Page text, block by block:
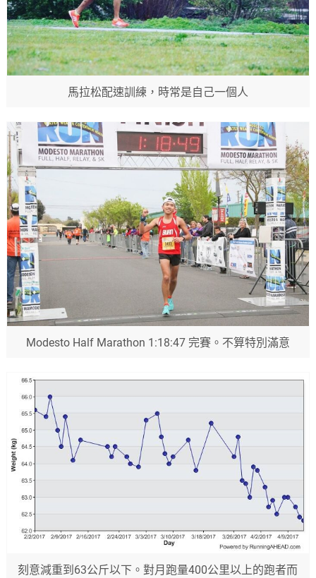
馬拉松配速訓練，時常是自己一個人
Modesto Half Marathon 1:18:47 完賽。不算特別滿意
刻意減重到63公斤以下。對月跑量400公里以上的跑者而